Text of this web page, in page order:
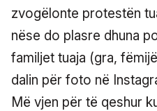
zvogëlonte protestën
nëse do plasre dhuna
familjet tuaja (gra,
dalin për foto në
Më vjen për të qeshur